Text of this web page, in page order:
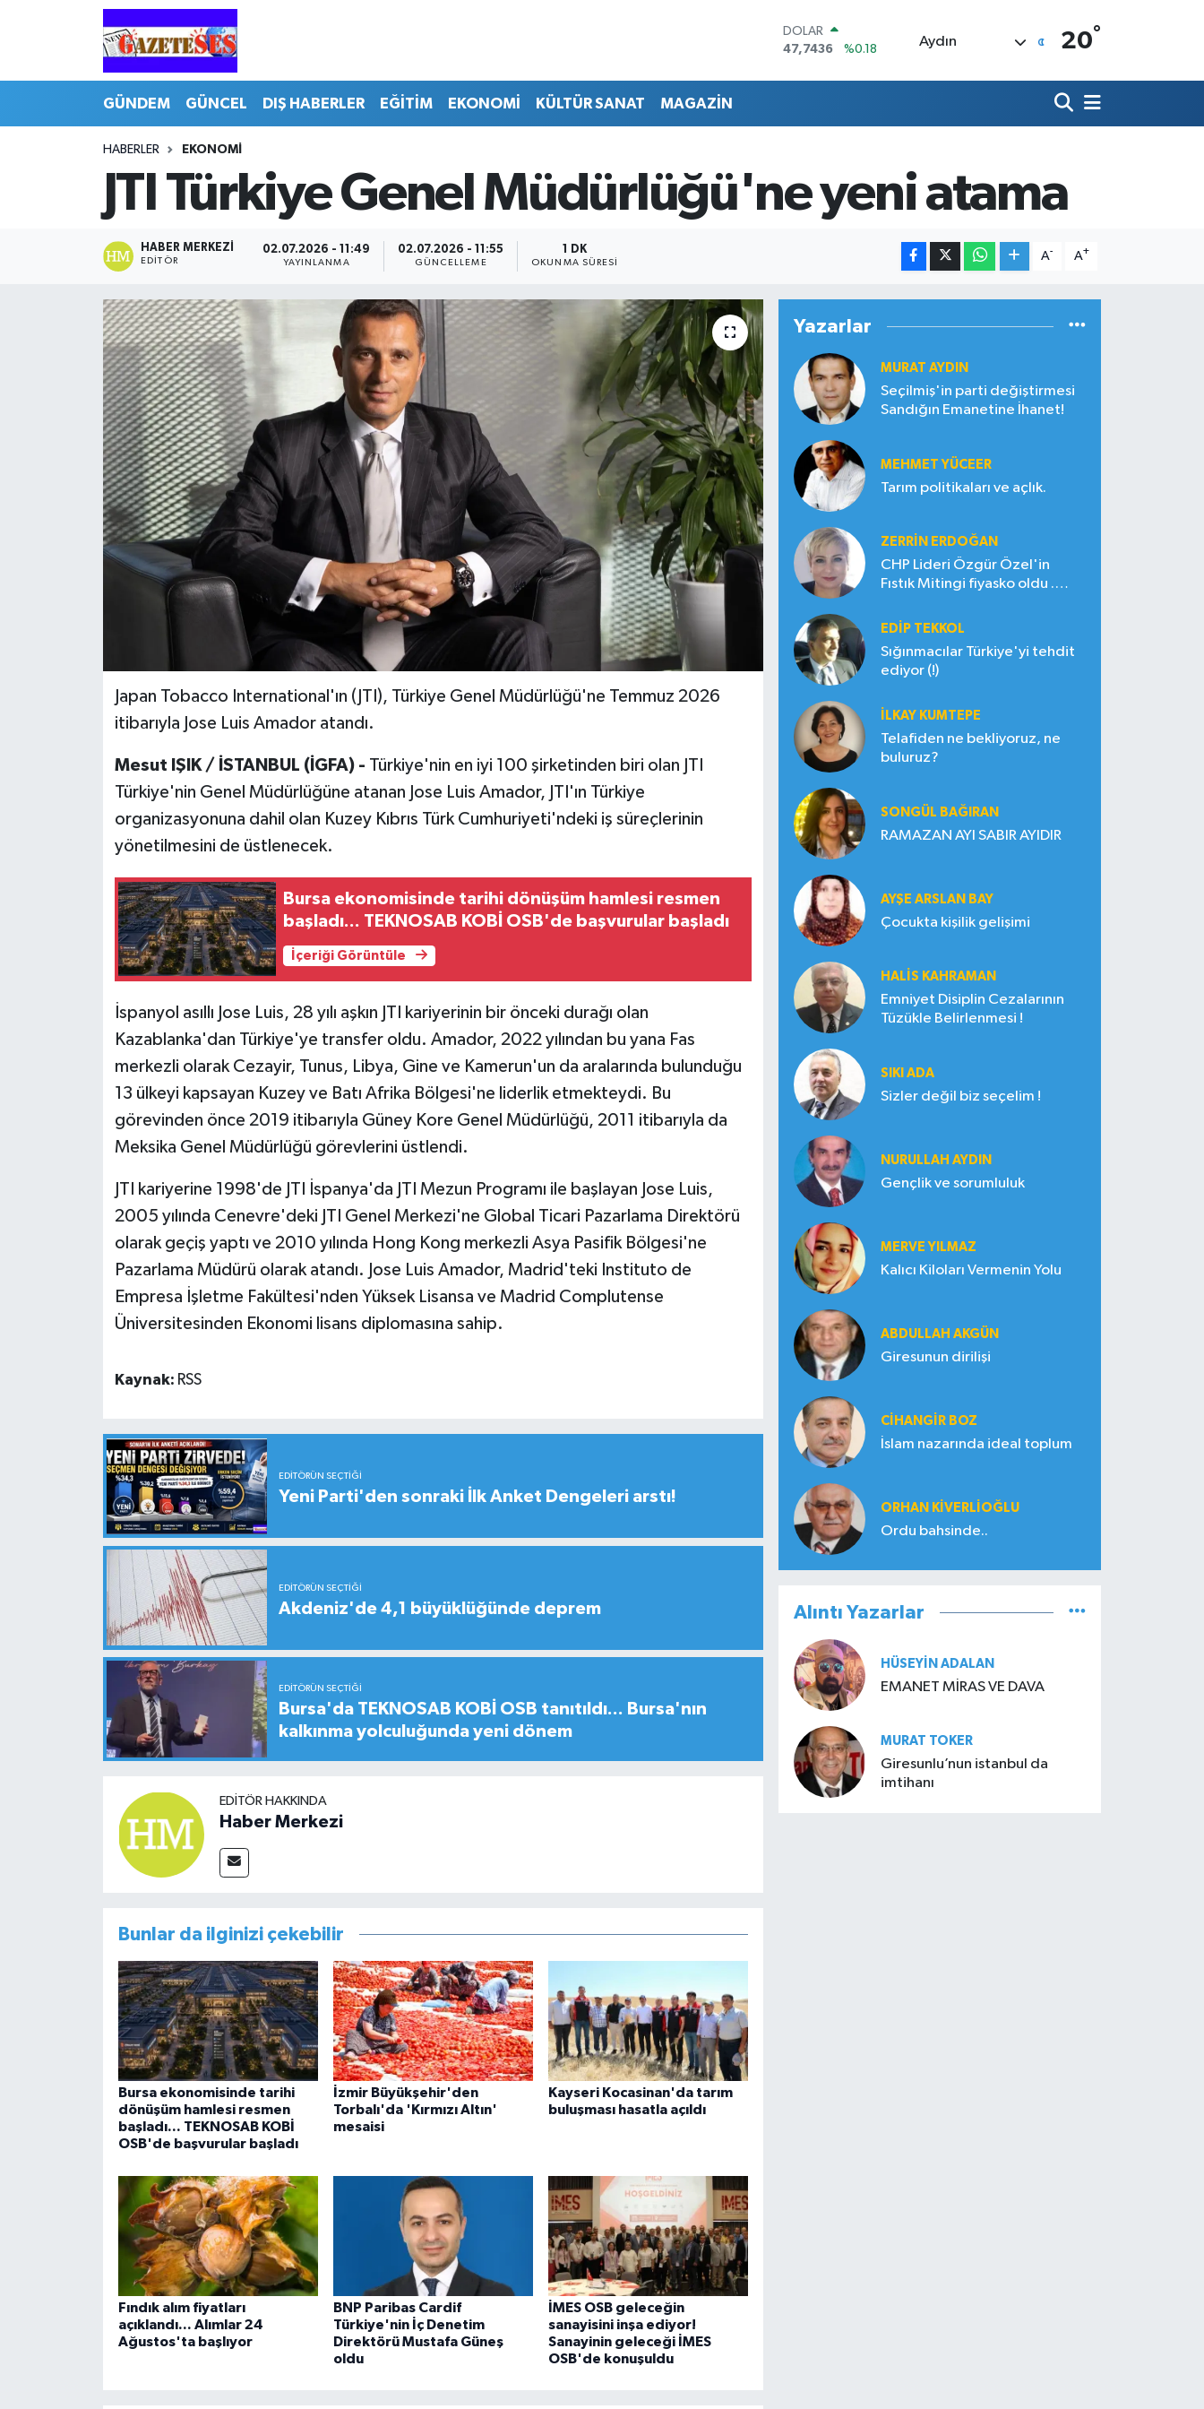
DOLAR
47,7436
%0.18
13.779
%-14
BITCOIN
Aydın 20°
GÜNDEM GÜNCEL DIŞ HABERLER EĞİTİM EKONOMİ KÜLTÜR SANAT MAGAZİN
HABERLER EKONOMİ
JTI Türkiye Genel Müdürlüğü'ne yeni atama
HABER MERKEZI
EDITÖR
02.07.2026 - 11:49
YAYINLANMA
02.07.2026 - 11:55
GÜNCELLEME
1 DK
OKUNMA SÜRESI
A- A+
Japan Tobacco International'ın (JTI), Türkiye Genel Müdürlüğü'ne Temmuz 2026
itibarıyla Jose Luis Amador atandı.
Mesut IŞIK / İSTANBUL (İGFA) - Türkiye'nin en iyi 100 şirketinden biri olan JTI
Türkiye'nin Genel Müdürlüğüne atanan Jose Luis Amador, JTI'ın Türkiye
organizasyonuna dahil olan Kuzey Kıbrıs Türk Cumhuriyeti'ndeki iş süreçlerinin
yönetilmesini de üstlenecek.
Bursa ekonomisinde tarihi dönüşüm hamlesi resmen
başladı... TEKNOSAB KOBİ OSB'de başvurular başladı
İçeriği Görüntüle
İspanyol asıllı Jose Luis, 28 yılı aşkın JTI kariyerinin bir önceki durağı olan
Kazablanka'dan Türkiye'ye transfer oldu. Amador, 2022 yılından bu yana Fas
merkezli olarak Cezayir, Tunus, Libya, Gine ve Kamerun'un da aralarında bulunduğu
13 ülkeyi kapsayan Kuzey ve Batı Afrika Bölgesi'ne liderlik etmekteydi. Bu
görevinden önce 2019 itibarıyla Güney Kore Genel Müdürlüğü, 2011 itibarıyla da
Meksika Genel Müdürlüğü görevlerini üstlendi.
JTI kariyerine 1998'de JTI İspanya'da JTI Mezun Programı ile başlayan Jose Luis,
2005 yılında Cenevre'deki JTI Genel Merkezi'ne Global Ticari Pazarlama Direktörü
olarak geçiş yaptı ve 2010 yılında Hong Kong merkezli Asya Pasifik Bölgesi'ne
Pazarlama Müdürü olarak atandı. Jose Luis Amador, Madrid'teki Instituto de
Empresa İşletme Fakültesi'nden Yüksek Lisansa ve Madrid Complutense
Üniversitesinden Ekonomi lisans diplomasına sahip.
Kaynak: RSS
EDITÖRÜN SEÇTIĞI
Yeni Parti'den sonraki İlk Anket Dengeleri arstı!
EDITÖRÜN SEÇTIĞI
Akdeniz'de 4,1 büyüklüğünde deprem
EDITÖRÜN SEÇTIĞI
Bursa'da TEKNOSAB KOBİ OSB tanıtıldı... Bursa'nın
kalkınma yolculuğunda yeni dönem
EDITÖR HAKKINDA
Haber Merkezi
Bunlar da ilginizi çekebilir
Bursa ekonomisinde tarihi
dönüşüm hamlesi resmen
başladı... TEKNOSAB KOBİ
OSB'de başvurular başladı
İzmir Büyükşehir'den
Torbalı'da 'Kırmızı Altın'
mesaisi
Kayseri Kocasinan'da tarım
buluşması hasatla açıldı
Fındık alım fiyatları
açıklandı... Alımlar 24
Ağustos'ta başlıyor
BNP Paribas Cardif
Türkiye'nin İç Denetim
Direktörü Mustafa Güneş
oldu
İMES OSB geleceğin
sanayisini inşa ediyor!
Sanayinin geleceği İMES
OSB'de konuşuldu
Yazarlar
MURAT AYDIN
Seçilmiş'in parti değiştirmesi
Sandığın Emanetine İhanet!
MEHMET YÜCEER
Tarım politikaları ve açlık.
ZERRIN ERDOĞAN
CHP Lideri Özgür Özel'in
Fıstık Mitingi fiyasko oldu .
EDIP TEKKOL
Sığınmacılar Türkiye'yi tehdit
ediyor (!)
İLKAY KUMTEPE
Telafiden ne bekliyoruz, ne
buluruz?
SONGÜL BAĞIRAN
RAMAZAN AYI SABIR AYIDIR
AYŞE ARSLAN BAY
Çocukta kişilik gelişimi
HALIS KAHRAMAN
Emniyet Disiplin Cezalarının
Tüzükle Belirlenmesi !
SIKI ADA
Sizler değil biz seçelim !
NURULLAH AYDIN
Gençlik ve sorumluluk
MERVE YILMAZ
Kalıcı Kiloları Vermenin Yolu
ABDULLAH AKGÜN
Giresunun dirilişi
CIHANGIR BOZ
İslam nazarında ideal toplum
ORHAN KIVERLIOĞLU
Ordu bahsinde..
Alıntı Yazarlar
HÜSEYIN ADALAN
EMANET MİRAS VE DAVA
MURAT TOKER
Giresunlu’nun istanbul da
imtihanı